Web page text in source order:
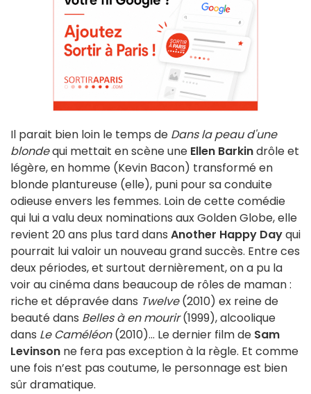
Il parait bien loin le temps de Dans la peau d'une
blondequi mettait en scène une Ellen Barkindrôle et
légère, en homme (Kevin Bacon) transformé en
blonde plantureuse (elle), puni pour sa conduite
odieuse envers les femmes. Loin de cette comédie
qui lui a valu deux nominations aux Golden Globe, elle
revient 20 ans plus tard dans Another Happy Dayqui
pourrait lui valoir un nouveau grand succès. Entre ces
deux périodes, et surtout dernièrement, on a pu la
voir au cinéma dans beaucoup de rôles de maman :
riche et dépravée dans Twelve(2010) ex reine de
beauté dans Belles à en mourir(1999), alcoolique
dans Le Caméléon(2010)… Le dernier film de Sam
Levinson ne fera pas exception à la règle. Et comme
une fois n’est pas coutume, le personnage est bien
sûr dramatique.